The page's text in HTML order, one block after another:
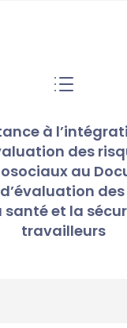
d
à
des
au
santé et la
travailleurs